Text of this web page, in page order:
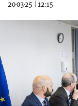
20·03·25
12:15